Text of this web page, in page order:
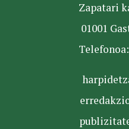
Zapatari
01001